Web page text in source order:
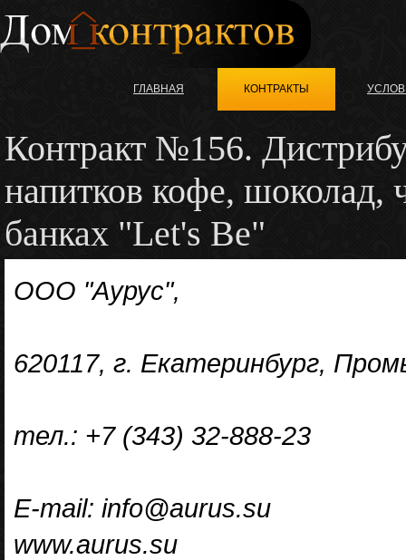
ГЛАВНАЯ КОНТРАКТЫ
Контракт №156.
напитков кофе, шоколад,
банках "Let's Be"
ООО "Аурус",
620117, г. Екатеринбург,
тел.: +7 (343) 32-888-23
E-mail: info@aurus.su
www.aurus.su